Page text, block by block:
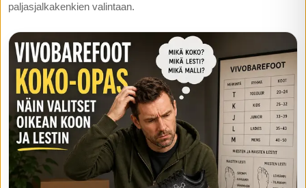
paljasjalkakenkien valintaan.